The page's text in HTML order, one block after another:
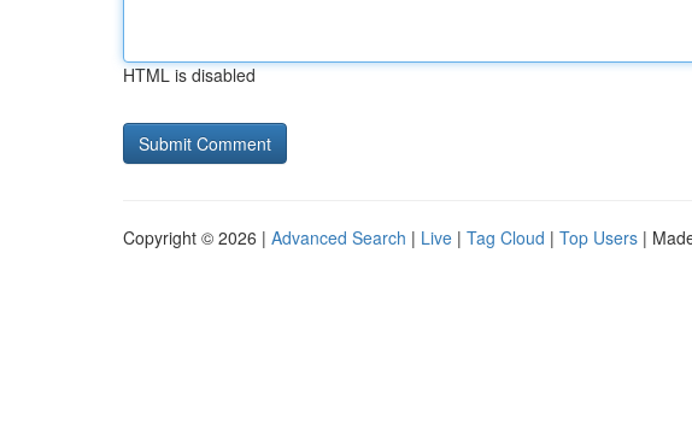
HTML is disabled
Copyright © 2026 | Advanced Search | Live | Tag Cloud | Top Users |